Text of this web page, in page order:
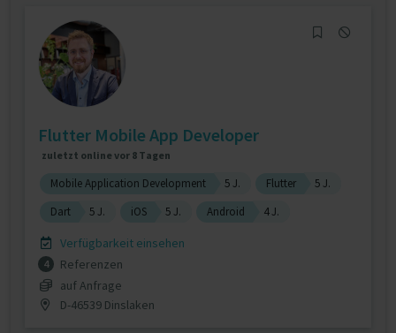
Flutter Mobile App Developer
zuletzt online vor 8 Tagen
Mobile Application Development 5 J. Flutter
5 J.
Dart
5 J. iOS 5 J. Android 4 J.
Verfügbarkeit einsehen
4
Referenzen
auf Anfrage
D-46539 Dinslaken